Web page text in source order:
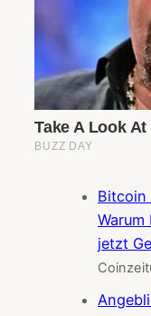
Bitcoin
jetzt